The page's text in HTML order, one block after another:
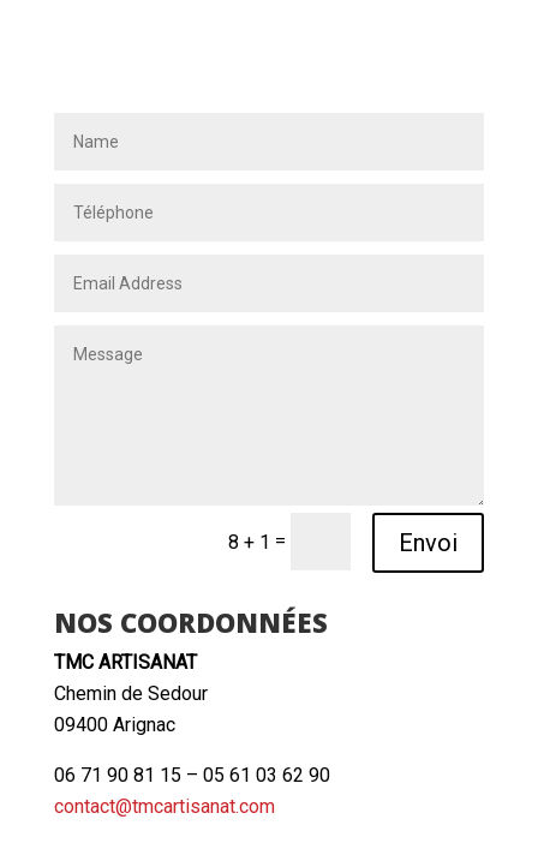
8 + 1 = Envoi
NOS COORDONNÉES
TMC ARTISANAT
Chemin de Sedour
09400 Arignac
06 71 90 81 15 – 05 61 03 62 90
contact@tmcartisanat.com